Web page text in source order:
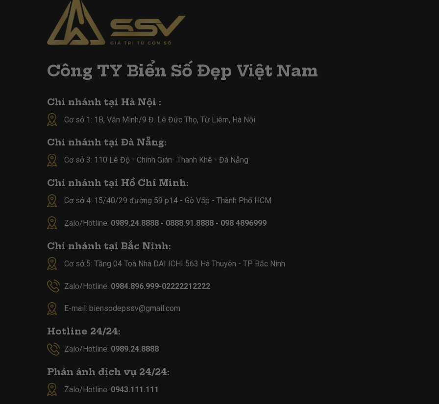
Công TY Biển Số Đẹp Việt Nam
Chi nhánh tại Hà Nội :
Cơ sở 1: 1B, Văn Minh/9 Đ. Lê Đức Thọ, Từ Liêm, Hà Nội
Chi nhánh tại Đà Nẵng:
Cơ sở 3: 110 Lê Độ - Chính Gián- Thanh Khê - Đà Nẵng
Chi nhánh tại Hồ Chí Minh:
Cơ sở 4: 15/40/29 đường 59 p14 - Gò Vấp - Thành Phố HCM
Zalo/Hotline: 0989.24.8888 - 0888.91.8888 - 098 4896999
Chi nhánh tại Bắc Ninh:
Cơ sở 5: Tầng 04 Toà Nhà DAI ICHI 563 Hà Thuyên - TP Bắc Ninh
Zalo/Hotline: 0984.896.999-02222212222
E-mail: biensodepssv@gmail.com
Hotline 24/24:
Zalo/Hotline: 0989.24.8888
Phản ánh dịch vụ 24/24:
Zalo/Hotline: 0943.111.111